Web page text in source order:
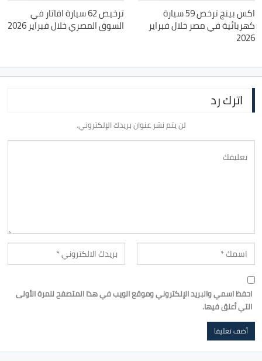
اكس بينج ترخص 59 سيارة
كهربائية في مصر خلال فبراير
2026
ترخيص 62 سيارة افاتار في
السوق المصري خلال فبراير 2026
اترك رد
لن يتم نشر عنوان بريدك الإلكتروني.
احفظ اسمي والبريد الإلكتروني وموقع الويب في هذا المتصفح للمرة الأولى
التي أعلق فيها.